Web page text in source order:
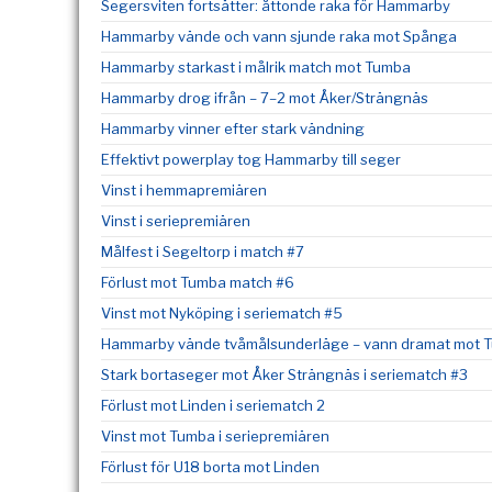
Segersviten fortsätter: åttonde raka för Hammarby
Hammarby vände och vann sjunde raka mot Spånga
Hammarby starkast i målrik match mot Tumba
Hammarby drog ifrån – 7–2 mot Åker/Strängnäs
Hammarby vinner efter stark vändning
Effektivt powerplay tog Hammarby till seger
Vinst i hemmapremiären
Vinst i seriepremiären
Målfest i Segeltorp i match #7
Förlust mot Tumba match #6
Vinst mot Nyköping i seriematch #5
Hammarby vände tvåmålsunderläge – vann dramat mot
Stark bortaseger mot Åker Strängnäs i seriematch #3
Förlust mot Linden i seriematch 2
Vinst mot Tumba i seriepremiären
Förlust för U18 borta mot Linden